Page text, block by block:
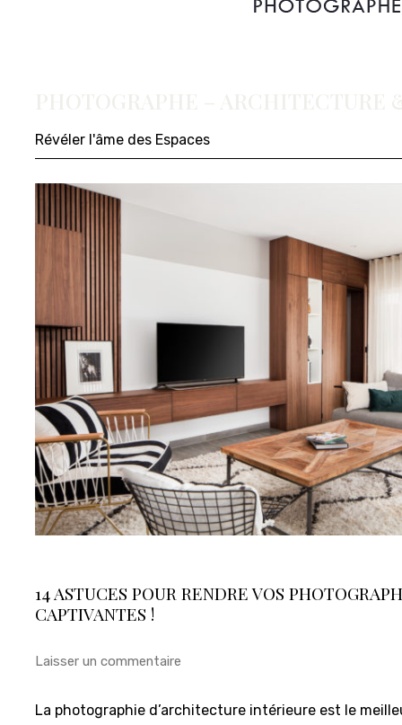
Révéler l'âme des Espaces
14 ASTUCES POUR RENDRE VOS
CAPTIVANTES !
Laisser un commentaire
La photographie d’architecture intérieure est le